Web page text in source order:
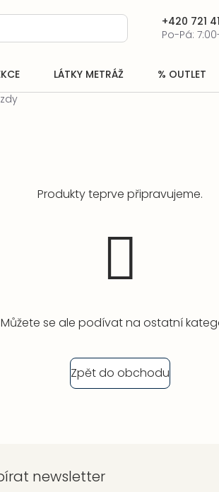
+420 721
Po-Pá:
LÁTKY METRÁŽ % OUTLET
Produkty teprve připravujeme.
Můžete se ale podívat na ostatní
Zpět do obchodu
newsletter